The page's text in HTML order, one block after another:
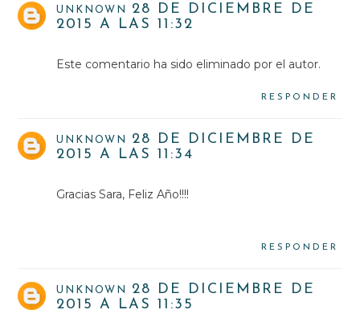
UNKNOWN
28 DE DICIEMBRE DE
2015 A LAS 11:32
Este comentario ha sido eliminado por el autor.
RESPONDER
UNKNOWN
28 DE DICIEMBRE DE
2015 A LAS 11:34
Gracias Sara, Feliz Año!!!!
RESPONDER
UNKNOWN
28 DE DICIEMBRE DE
2015 A LAS 11:35